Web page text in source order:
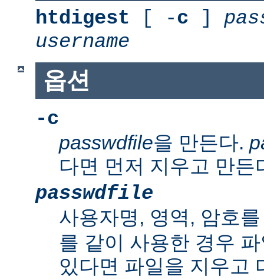
htdigest [ -c ]
username
옵션
-c
passwdfile을 만든다.
다면 먼저 지우고 만든
passwdfile
사용자명, 영역, 암호
를 같이 사용한 경우
있다면 파일을 지우고